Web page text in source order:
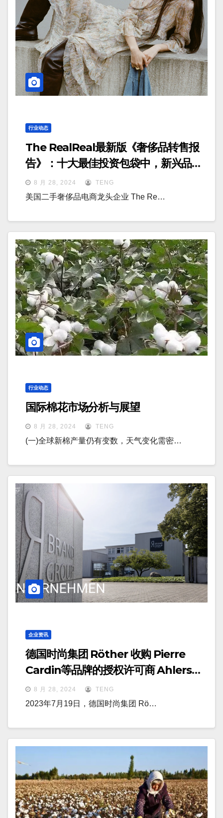
行业动态
The RealReal最新版《奢侈品转售报
告》：十大最佳投资包袋中，新兴品牌
崭露头角
8 月 28, 2024 TENG
美国二手奢侈品电商龙头企业 The Re…
行业动态
国际棉花市场分析与展望
8 月 28, 2024 TENG
(一)全球新棉产量仍有变数，天气变化需密…
企业资讯
德国时尚集团 Röther 收购 Pierre
Cardin等品牌的授权许可商 Ahlers
AG8 月 28, 2024 TENG
2023年7月19日，德国时尚集团 Rö…